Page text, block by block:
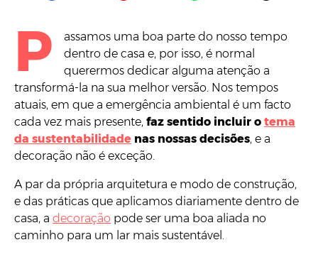
P
assamos uma boa parte do nosso tempo
dentro de casa e, por isso, é normal
querermos dedicar alguma atenção a
transformá-la na sua melhor versão. Nos tempos
atuais, em que a emergência ambiental é um facto
cada vez mais presente, faz sentido incluir o tema
da sustentabilidade nas nossas decisões, e a
decoração não é exceção.
A par da própria arquitetura e modo de construção,
e das práticas que aplicamos diariamente dentro de
casa, a decoração pode ser uma boa aliada no
caminho para um lar mais sustentável.